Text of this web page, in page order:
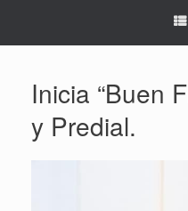
Inicia “Buen
y Predial.